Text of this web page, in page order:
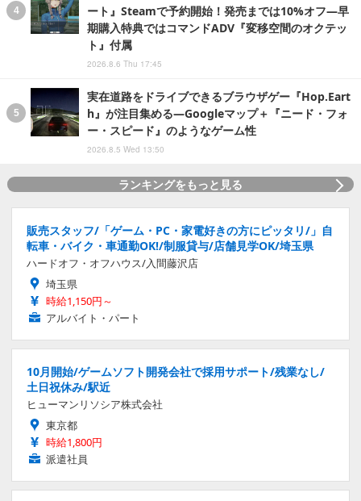
ート』Steamで予約開始！発売までは10%オフ―早
期購入特典ではコマンドADV『変移空間のオクテッ
ト』付属
2026.8.6 Thu 17:45
実在道路をドライブできるブラウザゲー『Hop.Eart
h』が注目集める―Googleマップ＋『ニード・フォ
ー・スピード』のようなゲーム性
2026.8.5 Wed 13:50
ランキングをもっと見る
販売スタッフ/「ゲーム・PC・家電好きの方にピッタリ/」自
転車・バイク・車通勤OK!/制服貸与/店舗見学OK/埼玉県
ハードオフ・オフハウス/入間藤沢店
埼玉県
時給1,150円～
アルバイト・パート
10月開始/ゲームソフト開発会社で採用サポート/残業なし/
土日祝休み/駅近
ヒューマンリソシア株式会社
東京都
時給1,800円
派遣社員